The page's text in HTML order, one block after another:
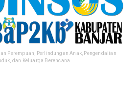
Perempuan, Perlindungan Anak, Pengendalian
dan Keluarga Berencana